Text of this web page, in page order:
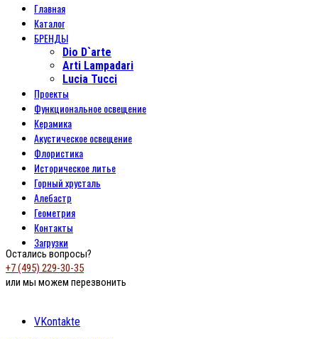
Главная
Каталог
БРЕНДЫ
Dio D`arte
Arti Lampadari
Lucia Tucci
Проекты
Функциональное освещение
Керамика
Акустическое освещение
Флористика
Историческое литье
Горный хрусталь
Алебастр
Геометрия
Контакты
Загрузки
Остались вопросы?
+7 (495) 229-30-35
или мы можем перезвонить
VKontakte